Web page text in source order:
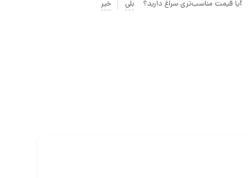
آیا قیمت مناسب‌تری سراغ دارید؟ بلی خیر